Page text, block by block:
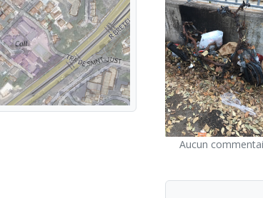
Aucun